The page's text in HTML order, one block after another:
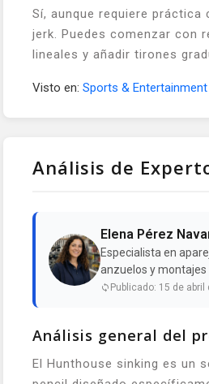
Sí, aunque requiere práctica
jerk. Puedes comenzar con
lineales y añadir tirones
Visto en: Sports & Entertainment
Análisis de
Elena Pérez
Especialista en
anzuelos y montajes
Publicado: 15 de abril
Análisis general del
El Hunthouse sinking es un